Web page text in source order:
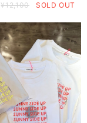
¥12,100 SOLD OUT